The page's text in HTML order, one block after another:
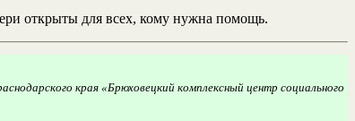
открыты для всех, кому нужна помощь.
края «Брюховецкий комплексный центр социального